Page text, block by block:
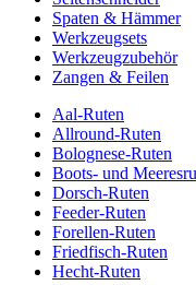
Spaten & Hämmer
Werkzeugsets
Werkzeugzubehör
Zangen & Feilen
Aal-Ruten
Allround-Ruten
Bolognese-Ruten
Boots- und
Dorsch-Ruten
Feeder-Ruten
Forellen-Ruten
Friedfisch-Ruten
Hecht-Ruten